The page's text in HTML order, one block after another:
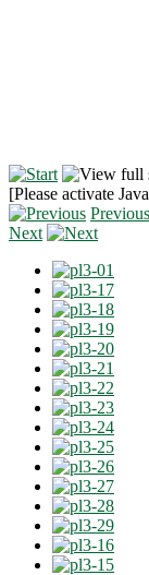
[Please activate
Previous
Next